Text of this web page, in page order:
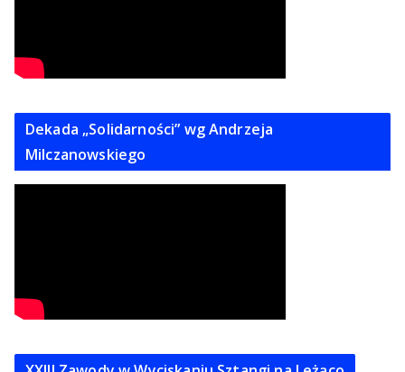
Dekada „Solidarności” wg Andrzeja
Milczanowskiego